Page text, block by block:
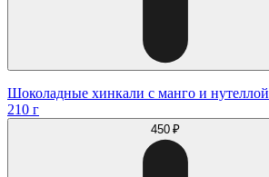
Шоколадные хинкали с манго и нутеллой
210 г
450 ₽